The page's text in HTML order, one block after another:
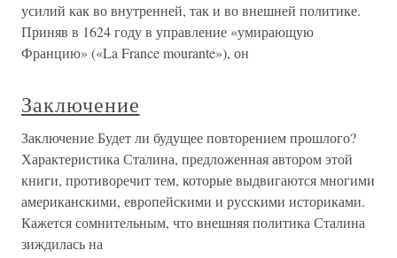
усилий как во внутренней, так и во внешней политике.
Приняв в 1624 году в управление «умирающую
Францию» («La France mourante»), он
Заключение
Заключение Будет ли будущее повторением прошлого?
Характеристика Сталина, предложенная автором этой
книги, противоречит тем, которые выдвигаются многими
американскими, европейскими и русскими историками.
Кажется сомнительным, что внешняя политика Сталина
зиждилась на